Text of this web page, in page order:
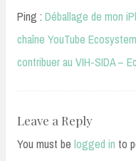
Ping : Déballage de mon
chaîne YouTube
contribuer au VIH-SIDA –
Leave a Reply
You must be logged in to